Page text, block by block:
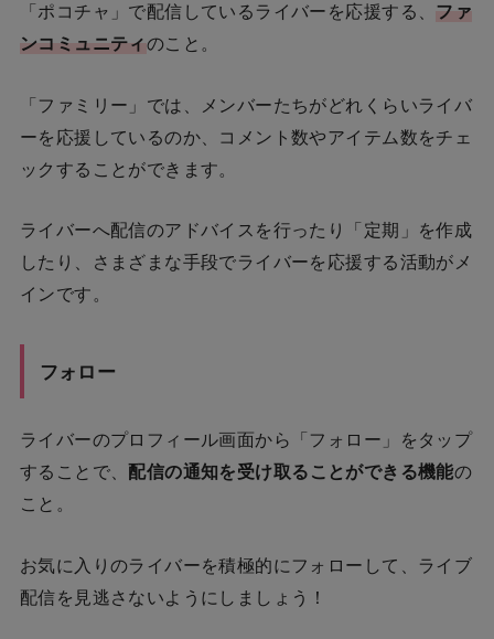
「ポコチャ」で配信しているライバーを応援する、 ファ
ンコミュニティのこと。
「ファミリー」では、メンバーたちがどれくらいライバ
ーを応援しているのか、コメント数やアイテム数をチェ
ックすることができます。
ライバーへ配信のアドバイスを行ったり「定期」を作成
したり、さまざまな手段でライバーを応援する活動がメ
インです。
フォロー
ライバーのプロフィール画面から「フォロー」をタップ
することで、 配信の通知を受け取ることができる機能の
こと。
お気に入りのライバーを積極的にフォローして、ライブ
配信を見逃さないようにしましょう！